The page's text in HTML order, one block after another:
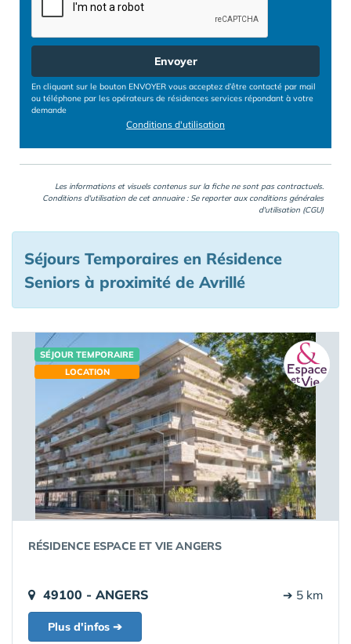
Envoyer
En cliquant sur le bouton ENVOYER vous acceptez d’être contacté par mail
ou téléphone par les opérateurs de résidences services répondant à votre
demande
Conditions d'utilisation
Les informations et visuels contenus sur la fiche ne sont pas contractuels.
Conditions d'utilisation de cet annuaire : Se reporter aux conditions générales
d'utilisation (CGU)
Séjours Temporaires en Résidence
Seniors à proximité de Avrillé
SÉJOUR TEMPORAIRE
LOCATION
RÉSIDENCE ESPACE ET VIE ANGERS
49100 - ANGERS ➔ 5 km
Plus d'infos ➔